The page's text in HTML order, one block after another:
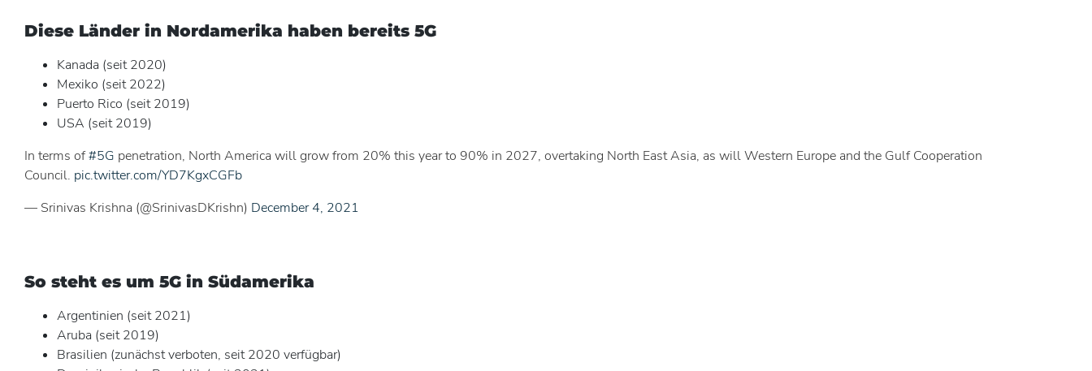
Diese Länder in Nordamerika haben bereits 5G
Kanada (seit 2020)
Mexiko (seit 2022)
Puerto Rico (seit 2019)
USA (seit 2019)
In terms of#5G penetration, North America will grow from 20% this year to 90% in 2027, overtaking North East Asia, as will Western Europe and the Gulf Cooperation
Council. pic.twitter.com/YD7KgxCGFb
— Srinivas Krishna (@SrinivasDKrishn) December 4, 2021
So steht es um 5G in Südamerika
Argentinien (seit 2021)
Aruba (seit 2019)
Brasilien (zunächst verboten, seit 2020 verfügbar)